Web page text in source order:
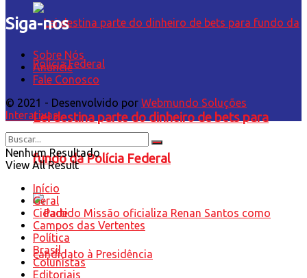
Lei destina parte do dinheiro de bets para
fundo da Polícia Federal
Siga-nos
Sobre Nós
Anuncie
Fale Conosco
© 2021 - Desenvolvido por Webmundo Soluções
Interativas
Nenhum Resultado
View All Result
Início
Geral
Cidade
Campos das Vertentes
Política
Brasil
Colunistas
Editoriais